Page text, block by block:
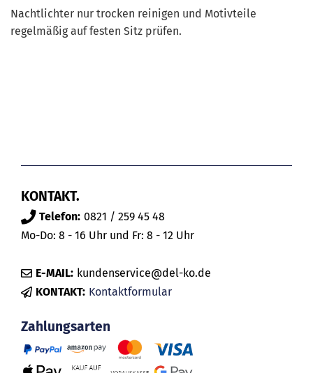
Nachtlichter nur trocken reinigen und Motivteile
regelmäßig auf festen Sitz prüfen.
KONTAKT.
Telefon: 0821 / 259 45 48
Mo-Do: 8 - 16 Uhr und Fr: 8 - 12 Uhr
E-MAIL: kundenservice@del-ko.de
KONTAKT: Kontaktformular
Zahlungsarten